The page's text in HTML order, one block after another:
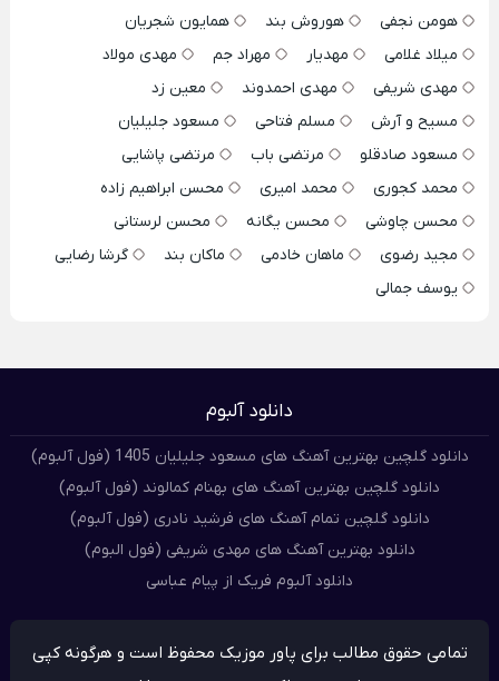
هومن نجفی
هوروش بند
همایون شجریان
میلاد غلامی
مهدیار مهراد جم
مهدی مولاد
مهدی شریفی
مهدی احمدوند
معین زد
مسیح و آرش
مسلم فتاحی
مسعود جلیلیان
مسعود صادقلو
مرتضی باب
مرتضی پاشایی
محمد کجوری
محمد امیری
محسن ابراهیم زاده
محسن چاوشی
محسن یگانه
محسن لرستانی
مجید رضوی
ماهان خادمی ماکان بند
گرشا رضایی
یوسف جمالی
دانلود آلبوم
دانلود گلچین بهترین آهنگ های مسعود جلیلیان 1405 (فول آلبوم)
دانلود گلچین بهترین آهنگ های بهنام کمالوند (فول آلبوم)
دانلود گلچین تمام آهنگ های فرشید نادری (فول آلبوم)
دانلود بهترین آهنگ های مهدی شریفی (فول البوم)
دانلود آلبوم فریک از پیام عباسی
تمامی حقوق مطالب برای پاور موزیک محفوظ است و هرگونه کپی